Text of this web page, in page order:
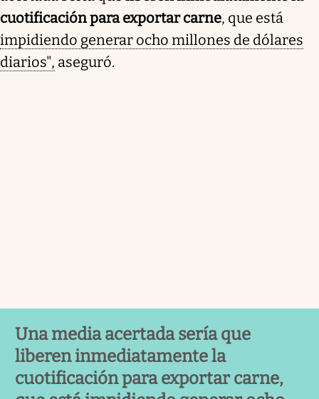
cuotificación para exportar carne, que está
impidiendo generar ocho millones de dólares
diarios", aseguró.
Una media acertada sería que
liberen inmediatamente la
cuotificación para exportar carne,